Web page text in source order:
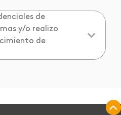
de
y/o realizo
de